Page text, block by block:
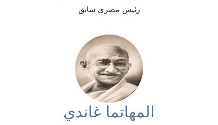
رئيس مصري سابق
المهاتما غاندي